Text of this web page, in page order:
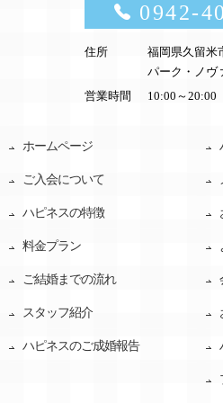
0942-
住所
福岡県久留米
パーク・ノヴ
営業時間
10:00～20:00
ホームページ
ご入会について
ハピネスの特徴
料金プラン
ご結婚までの流れ
スタッフ紹介
ハピネスのご成婚報告